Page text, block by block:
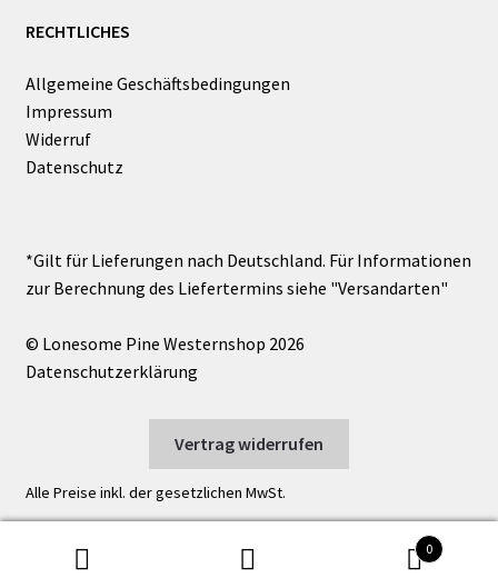
RECHTLICHES
Allgemeine Geschäftsbedingungen
Impressum
Widerruf
Datenschutz
© Lonesome Pine Westernshop 2026
Datenschutzerklärung
Vertrag widerrufen
Alle Preise inkl. der gesetzlichen MwSt.
0